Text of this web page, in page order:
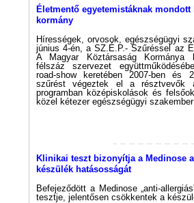
Életmentő egyetemistáknak mondott
kormány
Hírességek, orvosok, egészségügyi
június 4-én, a SZ.É.P.- Szűréssel az
A Magyar Köztársaság Kormánya
félszáz szervezet
road-show keretében 2007-ben és
szűrést végeztek el a résztvevők
programban középiskolások és
közel kétezer egészségügyi
Klinikai teszt bizonyítja a Medinose
készülék hatásosságát
Befejeződött a Medinose „anti-
tesztje, jelentősen csökkentek a